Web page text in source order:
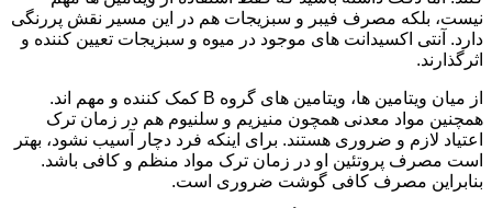
نیست، بلکه مصرف فیبر و سبزیجات هم در این مسیر نقش پررنگی
دارد. آنتی اکسیدانت های موجود در میوه و سبزیجات تعیین کننده و
اثرگذارند.
از میان ویتامین ها، ویتامین های گروه B کمک کننده و مهم اند.
همچنین مواد معدنی همچون منیزیم و سلنیوم هم در زمان ترک
اعتیاد لازم و ضروری هستند. برای اینکه فرد دچار آسیب نشود، بهتر
است مصرف پروتئین او در زمان ترک مواد منظم و کافی باشد.
بنابراین مصرف کافی گوشت ضروری است.